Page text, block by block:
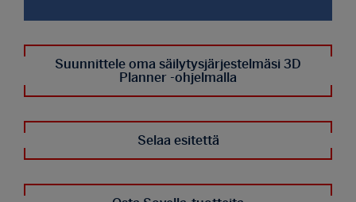
Suunnittele oma säilytysjärjestelmäsi 3D
Planner -ohjelmalla
Selaa esitettä